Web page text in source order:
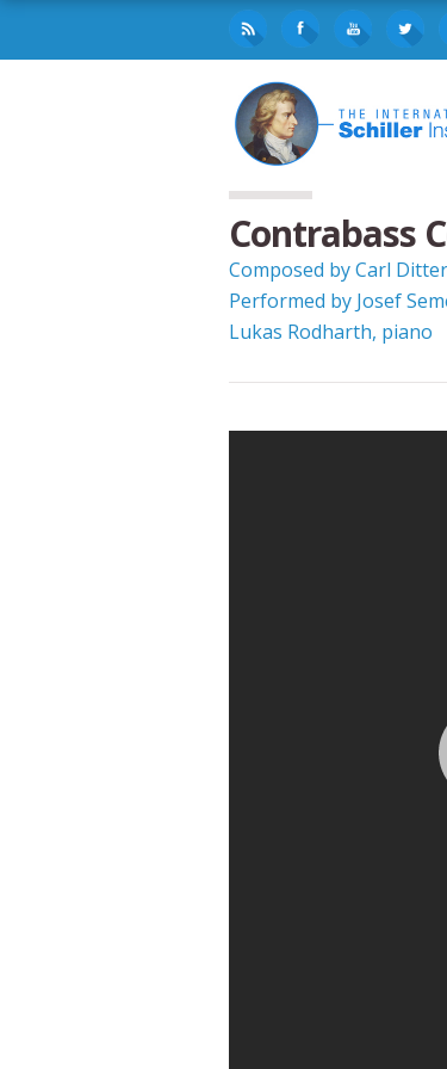
Contrabass
Composed by Carl
Performed by Josef
Lukas Rodharth, piano